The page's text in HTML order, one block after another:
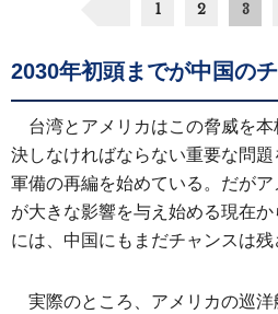
1 2 3
2030年初頭までが中国の
台湾とアメリカはこの脅威を
決しなければならない重要な問
軍備の再編を始めている。だが
が大きな影響を与え始める現在
には、中国にもまだチャンスは残
実際のところ、アメリカの巡